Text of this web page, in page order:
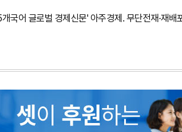
국어 글로벌 경제신문' 아주경제. 무단전재·재배